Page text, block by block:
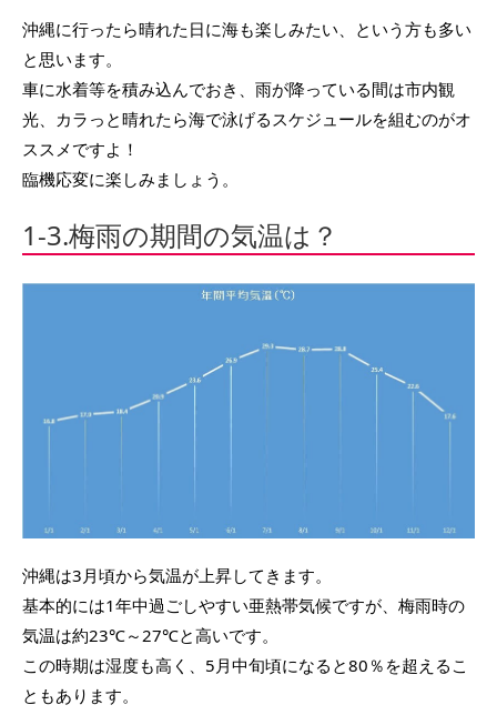
沖縄に行ったら晴れた日に海も楽しみたい、という方も多い
と思います。
車に水着等を積み込んでおき、雨が降っている間は市内観
光、カラっと晴れたら海で泳げるスケジュールを組むのがオ
ススメですよ！
臨機応変に楽しみましょう。
1-3.梅雨の期間の気温は？
沖縄は3月頃から気温が上昇してきます。
基本的には1年中過ごしやすい亜熱帯気候ですが、梅雨時の
気温は約23℃～27℃と高いです。
この時期は湿度も高く、5月中旬頃になると80％を超えるこ
ともあります。